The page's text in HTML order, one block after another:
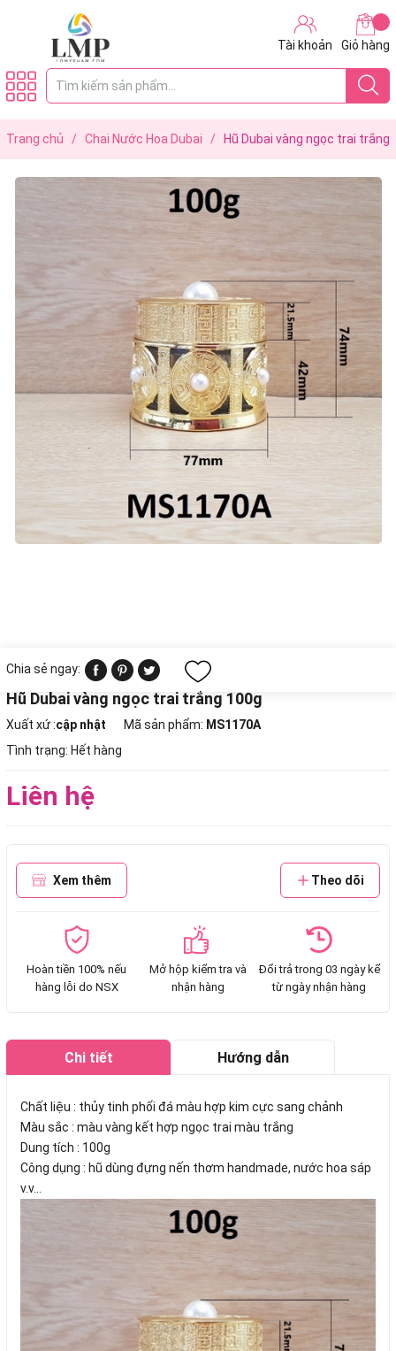
Tài khoản Giỏ hàng
Trang chủ / Chai Nước Hoa Dubai /
Hũ Dubai vàng ngọc trai trắng
100g
Chia sẻ ngay:
Hũ Dubai vàng ngọc trai trắng 100g
Xuất xứ :cập nhật Mã sản phẩm: MS1170A
Tình trạng: Hết hàng
Liên hệ
Xem thêm Theo dõi
Hoàn tiền 100% nếu
hàng lỗi do NSX
Mở hộp kiểm tra và
nhận hàng
Đổi trả trong 03 ngày kể
từ ngày nhận hàng
Chi tiết Hướng dẫn
Chất liệu : thủy tinh phối đá màu hợp kim cực sang chảnh
Màu sắc : màu vàng kết hợp ngọc trai màu trắng
Dung tích : 100g
Công dụng : hũ dùng đựng nến thơm handmade, nước hoa sáp
v.v...